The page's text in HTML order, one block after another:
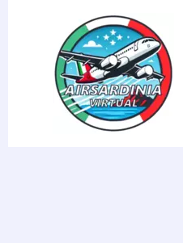
contenuto